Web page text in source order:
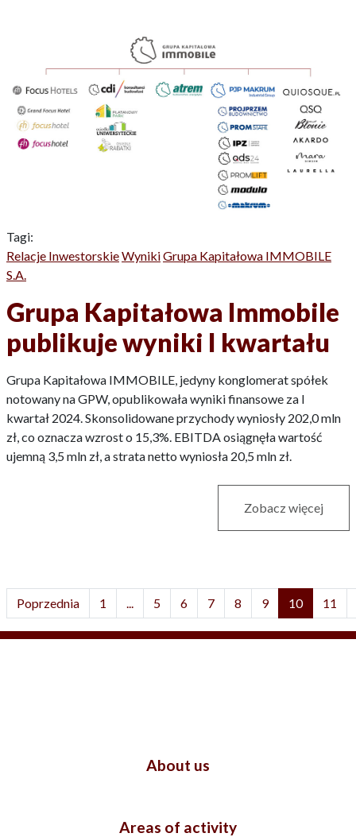
Tagi:
Relacje InwestorskieWynikiGrupa Kapitałowa IMMOBILE
S.A.
Grupa Kapitałowa Immobile
publikuje wyniki I kwartału
Grupa Kapitałowa IMMOBILE, jedyny konglomerat spółek
notowany na GPW, opublikowała wyniki finansowe za I
kwartał 2024. Skonsolidowane przychody wyniosły 202,0 mln
zł, co oznacza wzrost o 15,3%. EBITDA osiągnęła wartość
ujemną 3,5 mln zł, a strata netto wyniosła 20,5 mln zł.
Zobacz więcej
Poprzednia 1 ... 5 6 7 8 9 10 11
About us
Areas of activity